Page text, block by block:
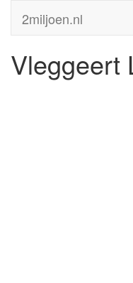
2miljoen.nl
Vleggeert